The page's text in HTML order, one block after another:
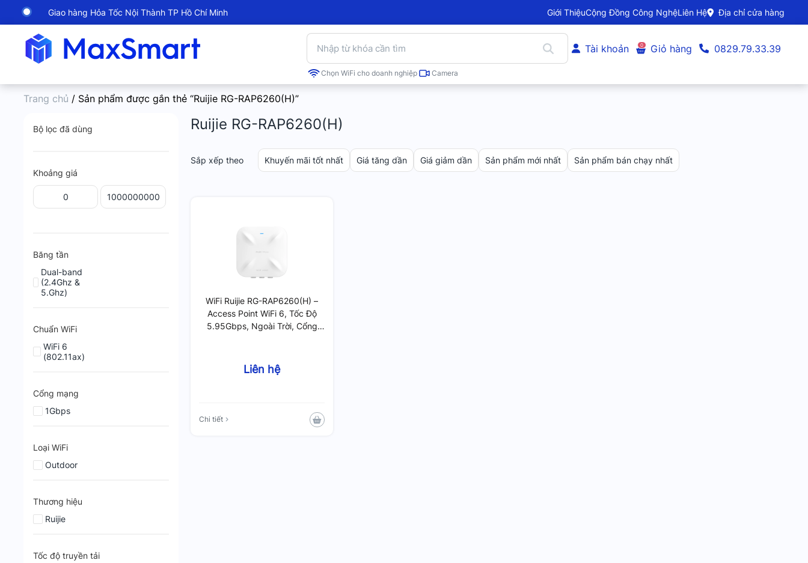
Giao hàng Hỏa Tốc Nội Thành TP Hồ Chí Minh Giới ThiệuCộng Đồng Công NghệLiên Hệ Địa chỉ cửa hàng
Chọn WiFi cho doanh nghiệp Camera
Tài khoản 0 Giỏ hàng 0829.79.33.39
Trang chủ / Sản phẩm được gắn thẻ “Ruijie RG-RAP6260(H)”
Bộ lọc đã dùng
Khoảng giá
Băng tần
Dual-band
(2.4Ghz &
5.Ghz)
Chuẩn WiFi
WiFi 6
(802.11ax)
Cổng mạng
1Gbps
Loại WiFi
Outdoor
Thương hiệu
Ruijie
Tốc độ truyền tải
Ruijie RG-RAP6260(H)
Sắp xếp theo Khuyến mãi tốt nhất Giá tăng dần Giá giảm dần Sản phẩm mới nhất Sản phẩm bán chạy nhất
WiFi Ruijie RG-RAP6260(H) –
Access Point WiFi 6, Tốc Độ
5.95Gbps, Ngoài Trời, Cổng
Liên hệ
Chi tiết